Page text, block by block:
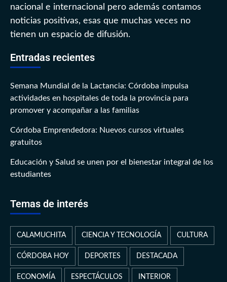
nacional e internacional pero además contamos
noticias positivas, esas que muchas veces no
tienen un espacio de difusión.
Entradas recientes
Semana Mundial de la Lactancia: Córdoba impulsa
actividades en hospitales de toda la provincia para
promover y acompañar a las familias
Córdoba Emprendedora: Nuevos cursos virtuales
gratuitos
Educación y Salud se unen por el bienestar integral de los
estudiantes
Temas de interés
CALAMUCHITA CIENCIA Y TECNOLOGÍA CULTURA
CÓRDOBA HOY DEPORTES DESTACADA
ECONOMÍA ESPECTÁCULOS INTERIOR